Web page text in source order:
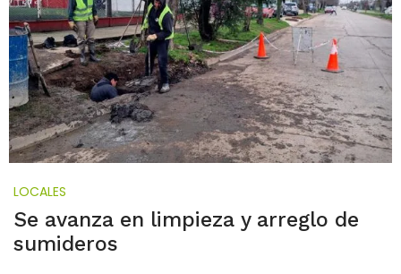
LOCALES
Se avanza en limpieza y arreglo de
sumideros